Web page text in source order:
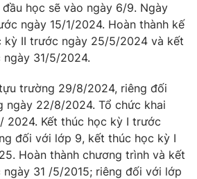
học sẽ vào ngày 6/9. Ngày
ngày 15/1/2024. Hoàn thành kế
kỳ II trước ngày 25/5/2024 và kết
31/5/2024.
trường 29/8/2024, riêng đối
ngày 22/8/2024. Tổ chức khai
2024. Kết thúc học kỳ I trước
đối với lớp 9, kết thúc học kỳ I
Hoàn thành chương trình và kết
31 /5/2015; riêng đối với lớp